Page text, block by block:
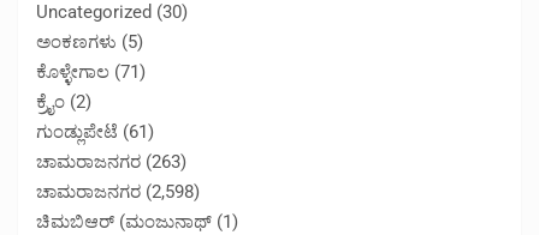
Uncategorized (30)
ಅಂಕಣಗಳು (5)
ಕೊಳ್ಳೇಗಾಲ (71)
ಕ್ರೈಂ (2)
ಗುಂಡ್ಲುಪೇಟೆ (61)
ಚಾಮರಾಜನಗರ (263)
ಚಾಮರಾಜನಗರ (2,598)
ಚಿಮಬಿಆರ್ (ಮಂಜುನಾಥ್ (1)